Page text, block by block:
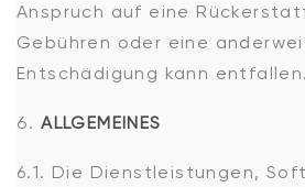
Anspruch auf eine
Gebühren oder eine
Entschädigung kann entfallen.
ALLGEMEINES
6.1. Die Dienstleistungen,